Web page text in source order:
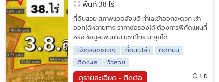
พื้นที่ 38 ไร่
ที่ดินสวย สภาพแวดล้อมดี ทำเลเข้าออกสะดวก เข้า
ออกได้หลายทาง ราคาต่อรองได้ ต้องการพิกัดแผนที่
หรือ ข้อมูลเพิ่มเติม แชท/โทร มาคุยได้
เจ้าของขายเอง
ที่ดินเปล่า
ติดถนน
ติดทะเล
วิวสวย
ดูรายละเอียด - ติดต่อ 1 ปี